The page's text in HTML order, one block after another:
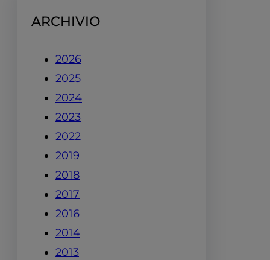
ARCHIVIO
2026
2025
2024
2023
2022
2019
2018
2017
2016
2014
2013